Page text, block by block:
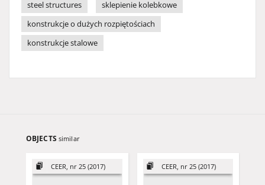
steel structures
sklepienie kolebkowe
konstrukcje o dużych rozpiętościach
konstrukcje stalowe
OBJECTS similar
CEER, nr 25 (2017) CEER, nr 25 (2017)